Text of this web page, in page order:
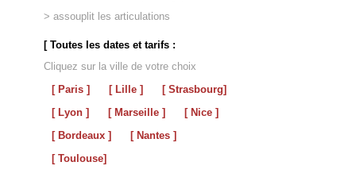
> assouplit les articulations
[ Toutes les dates et tarifs :
Cliquez sur la ville de votre choix
[ Paris ]
[ Lille ]
[ Strasbourg]
[ Lyon ]
[ Marseille ]
[ Nice ]
[ Bordeaux ]
[ Nantes ]
[ Toulouse]